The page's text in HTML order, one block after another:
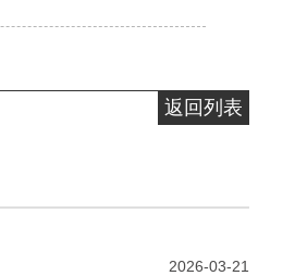
返回列表
2026-03-21